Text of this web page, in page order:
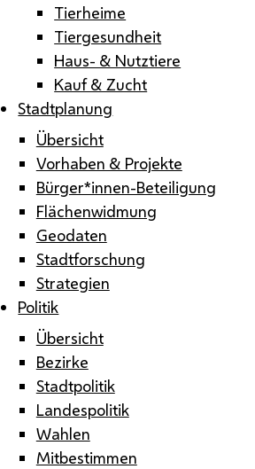
Tierheime
Tiergesundheit
Haus- & Nutztiere
Kauf & Zucht
Stadtplanung
Übersicht
Vorhaben & Projekte
Bürger*innen-Beteiligung
Flächenwidmung
Geodaten
Stadtforschung
Strategien
Politik
Übersicht
Bezirke
Stadtpolitik
Landespolitik
Wahlen
Mitbestimmen